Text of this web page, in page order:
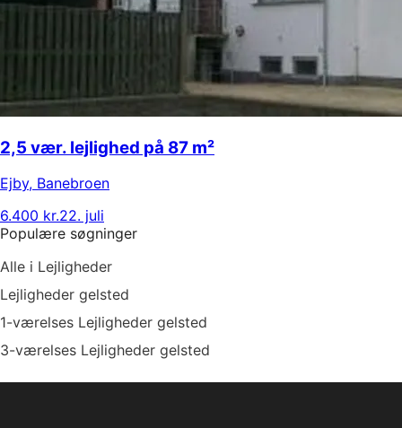
2,5 vær. lejlighed på 87 m²
Ejby, Banebroen
6.400 kr.22. juli
Populære søgninger
Alle i Lejligheder
Lejligheder gelsted
1-værelses Lejligheder gelsted
3-værelses Lejligheder gelsted